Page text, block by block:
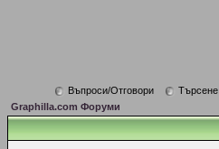
Въпроси/Отговори Търсене
Graphilla.com Форуми